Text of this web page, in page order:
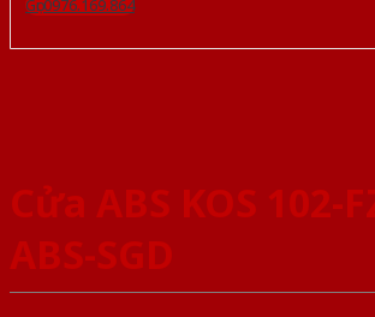
Gọi 0976.169.864
Cửa ABS KOS 102-
ABS-SGD